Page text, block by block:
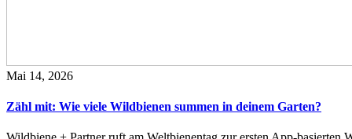
Mai 14, 2026
Zähl mit: Wie viele Wildbienen summen in deinem Garten?